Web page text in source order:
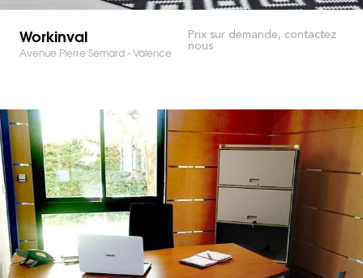
Workinval
Avenue Pierre Semard - Valence
Prix sur demande, contactez
nous